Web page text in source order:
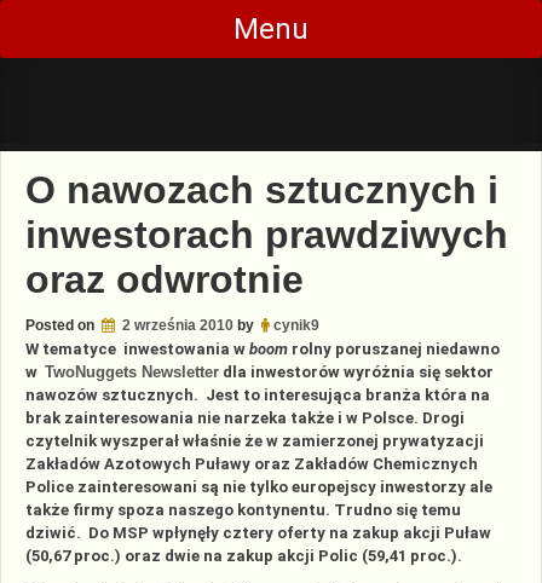
Skip
content
Menu
O nawozach sztucznych i
inwestorach prawdziwych
oraz odwrotnie
Posted on 2 września 2010 by cynik9
W tematyce inwestowania w boom rolny poruszanej niedawno
w TwoNuggets Newsletter dla inwestorów wyróżnia się sektor
nawozów sztucznych. Jest to interesująca branża która na
brak zainteresowania nie narzeka także i w Polsce. Drogi
czytelnik wyszperał właśnie że w zamierzonej prywatyzacji
Zakładów Azotowych Puławy oraz Zakładów Chemicznych
Police zainteresowani są nie tylko europejscy inwestorzy ale
także firmy spoza naszego kontynentu. Trudno się temu
dziwić. Do MSP wpłynęły cztery oferty na zakup akcji Puław
(50,67 proc.) oraz dwie na zakup akcji Polic (59,41 proc.).